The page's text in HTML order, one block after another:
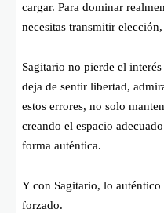
cargar. Para dominar
necesitas transmitir
Sagitario no pierde el
deja de sentir libertad,
estos errores, no solo
creando el espacio
forma auténtica.
Y con Sagitario, lo
forzado.